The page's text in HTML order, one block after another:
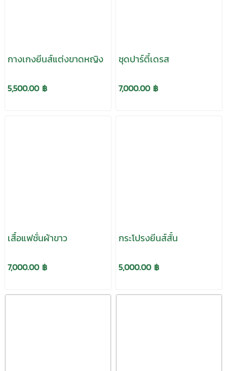
กางเกงยีนส์แต่งขาดหญิง
5,500.00 ฿
ชุดปาร์ตี้เดรส
7,000.00 ฿
เสื้อแฟชั่นผ้าขาว
7,000.00 ฿
กระโปรงยีนส์สั้น
5,000.00 ฿